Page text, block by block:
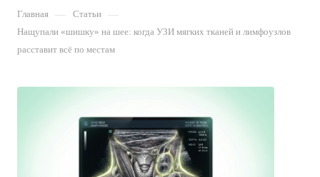
Главная — Статьи —
Нащупали «шишку» на шее: когда УЗИ мягких тканей и лимфоузлов
расставит всё по местам